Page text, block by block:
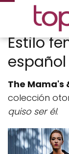
Estilo
español
The Mama's
colección
quiso ser él.